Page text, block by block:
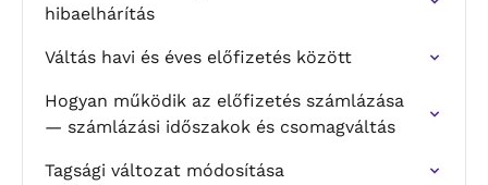
hibaelhárítás
Váltás havi és éves előfizetés között
Hogyan működik az előfizetés számlázása
— számlázási időszakok és csomagváltás
Tagsági változat módosítása